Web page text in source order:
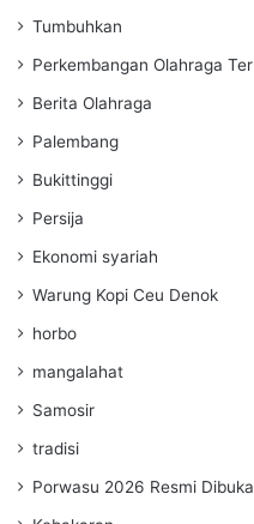
Tumbuhkan
Perkembangan Olahraga
Berita Olahraga
Palembang
Bukittinggi
Persija
Ekonomi syariah
Warung Kopi Ceu Denok
horbo
mangalahat
Samosir
tradisi
Porwasu 2026 Resmi Dibuka